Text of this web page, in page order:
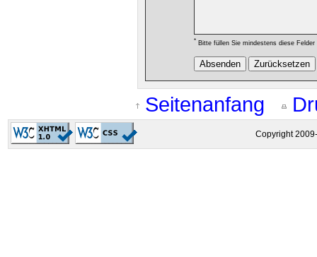
* Bitte füllen Sie mindestens diese
Seitenanfang
Copyright